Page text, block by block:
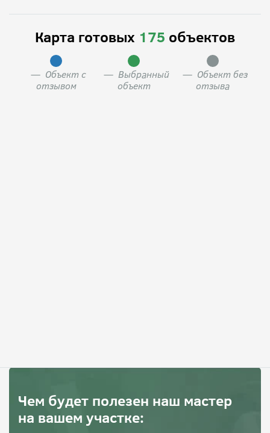
Карта готовых 175 объектов
— Объект с
отзывом
— Выбранный
объект
— Объект без
отзыва
Чем будет полезен наш мастер
на вашем участке: